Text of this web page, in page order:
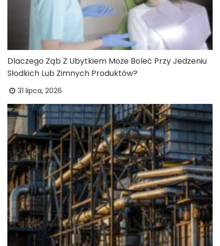
Dlaczego Ząb Z Ubytkiem Może Boleć Przy Jedzeniu
Słodkich Lub Zimnych Produktów?
31 lipca, 2026